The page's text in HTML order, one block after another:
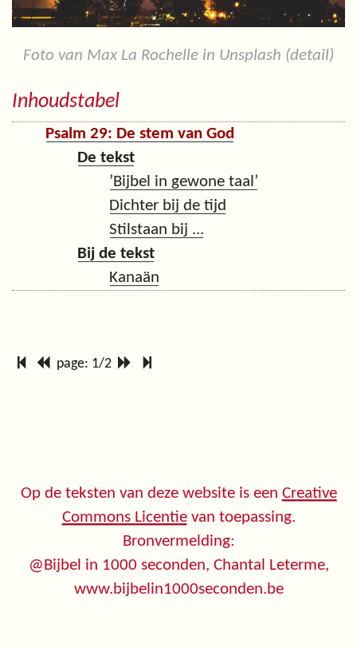
Foto van Max La Rochelle in Unsplash (detail)
Inhoudstabel
Psalm 29: De stem van God
De tekst
’Bijbel in gewone taal’
Dichter bij de tijd
Stilstaan bij ...
Bij de tekst
Kanaän
page: 1/2
Op de teksten van deze website is een Creative
Commons Licentievan toepassing.
Bronvermelding:
@Bijbel in 1000 seconden, Chantal Leterme,
www.bijbelin1000seconden.be